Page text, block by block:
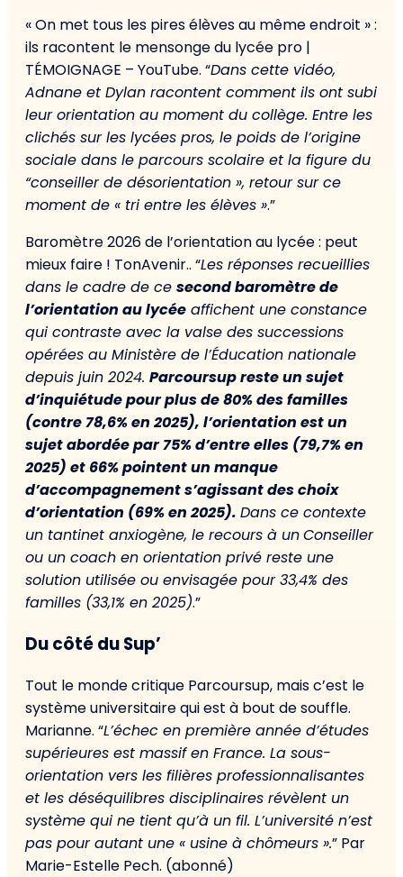
« On met tous les pires élèves au même endroit » :
ils racontent le mensonge du lycée pro |
TÉMOIGNAGE – YouTube. “Dans cette vidéo,
Adnane et Dylan racontent comment ils ont subi
leur orientation au moment du collège. Entre les
clichés sur les lycées pros, le poids de l’origine
sociale dans le parcours scolaire et la figure du
“conseiller de désorientation », retour sur ce
moment de « tri entre les élèves ».”
Baromètre 2026 de l’orientation au lycée : peut
mieux faire ! TonAvenir.. “Les réponses recueillies
dans le cadre de ce second baromètre de
l’orientation au lycée affichent une constance
qui contraste avec la valse des successions
opérées au Ministère de l’Éducation nationale
depuis juin 2024. Parcoursup reste un sujet
d’inquiétude pour plus de 80% des familles
(contre 78,6% en 2025), l’orientation est un
sujet abordée par 75% d’entre elles (79,7% en
2025) et 66% pointent un manque
d’accompagnement s’agissant des choix
d’orientation (69% en 2025). Dans ce contexte
un tantinet anxiogène, le recours à unConseiller
ou un coach en orientation privé reste une
solution utilisée ou envisagée pour 33,4% des
familles (33,1% en 2025).”
Du côté du Sup’
Tout le monde critique Parcoursup, mais c’est le
système universitaire qui est à bout de souffle.
Marianne. “L’échec en première année d’études
supérieures est massif en France. La sous-
orientation vers les filières professionnalisantes
et les déséquilibres disciplinaires révèlent un
système qui ne tient qu’à un fil. L’université n’est
pas pour autant une « usine à chômeurs ».” Par
Marie-Estelle Pech. (abonné)